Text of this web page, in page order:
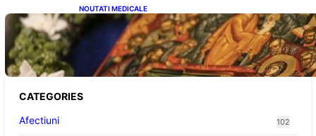
NOUTATI MEDICALE
Postul Adormirii Maicii Domnului: Tradiții,
Superstiții și Implicații Spiritualitate în 2026
CATEGORIES
Afectiuni
102